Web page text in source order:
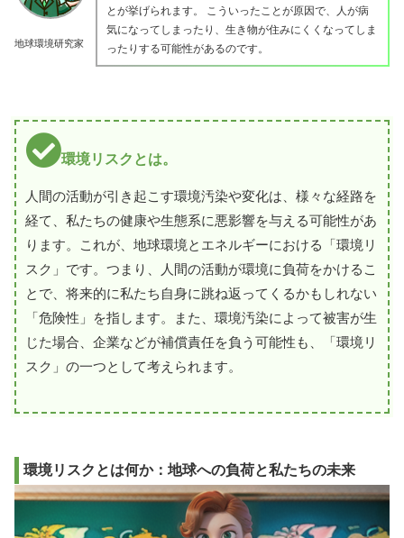
地球環境研究家
とが挙げられます。 こういったことが原因で、人が病
気になってしまったり、生き物が住みにくくなってしま
ったりする可能性があるのです。
環境リスクとは。
人間の活動が引き起こす環境汚染や変化は、様々な経路を
経て、私たちの健康や生態系に悪影響を与える可能性があ
ります。これが、地球環境とエネルギーにおける「環境リ
スク」です。つまり、人間の活動が環境に負荷をかけるこ
とで、将来的に私たち自身に跳ね返ってくるかもしれない
「危険性」を指します。また、環境汚染によって被害が生
じた場合、企業などが補償責任を負う可能性も、「環境リ
スク」の一つとして考えられます。
環境リスクとは何か：地球への負荷と私たちの未来